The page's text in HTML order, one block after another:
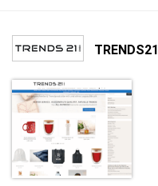
TRENDS21